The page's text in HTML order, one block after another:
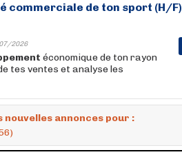
commerciale de ton sport (H/F)
2026
économique de ton rayon
tes ventes et analyse les
annonces pour :